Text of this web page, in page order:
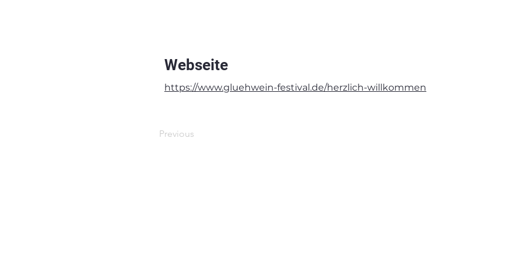
Webseite
https://www.gluehwein-festival.de/herzlich-willkommen
Previous